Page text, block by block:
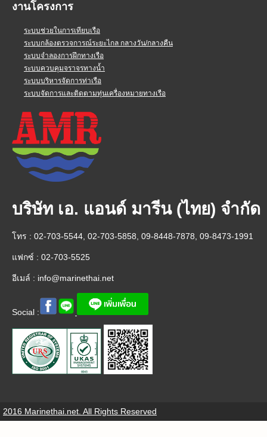
งานโครงการ
ระบบช่วยในการเทียบเรือ
ระบบกล้องตรวจการณ์ระยะไกล กลางวัน/กลางคืน
ระบบจำลองการฝึกทางเรือ
ระบบควบคุมจราจรทางน้ำ
ระบบบริหารจัดการท่าเรือ
ระบบจัดการและติดตามทุ่นเครื่องหมายทางเรือ
บริษัท เอ. แอนด์ มารีน (ไทย) จำกัด
โทร : 02-703-5544, 02-703-5858, 09-8448-7878, 09-8473-1991
แฟกซ์ : 02-703-5525
อีเมล์ : info@marinethai.net
Social :
2016 Marinethai.net. All Rights Reserved